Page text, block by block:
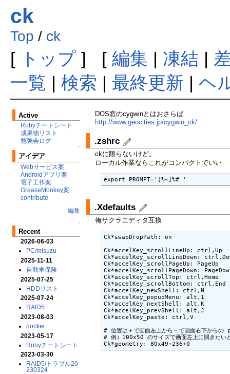
ck
Top / ck
[ トップ] [ 編集 | 凍結 |
一覧 | 検索 | 最終更新 | ヘ
Active
Rubyチートシート
成果物リスト
勉強会ログ
↑
アイデア
Webサービス案
Androidアプリ案
電子工作案
GreaseMonkey案
contribute
編集
↑
Recent
2026-06-03
PC/misuzu
2025-11-11
自動車保険
2025-07-25
HDDリスト
2025-07-24
RAID5
2023-08-03
docker
2023-05-17
Rubyチートシート
2023-03-30
RAID5/トラブル20
230324
DOS窓のcygwinとはおさらば
http://www.geocities.jp/cygwin_ck/
.zshrc
ckに限らないけど。
ローカル作業ならこれがコンパクトでいい
.Xdefaults
俺サクラエディタ互換
Ck*swapDropPath: on
Ck*accelKey_scrollLineUp: ctrl,Up
Ck*accelKey_scrollLineDown:
Ck*accelKey_scrollPageUp: PageUp
Ck*accelKey_scrollPageDown:
Ck*accelKey_scrollTop: ctrl,Home
Ck*accelKey_scrollBottom: ctrl,End
Ck*accelKey_newShell: ctrl,N
Ck*accelKey_popupMenu: alt,1
Ck*accelKey_nextShell: alt,K
Ck*accelKey_prevShell: alt,J
Ck*accelKey_paste: ctrl,V
# 位置は＋で画面左上から－で画面右下から
# 例）100x50 のサイズで画面左上に開き